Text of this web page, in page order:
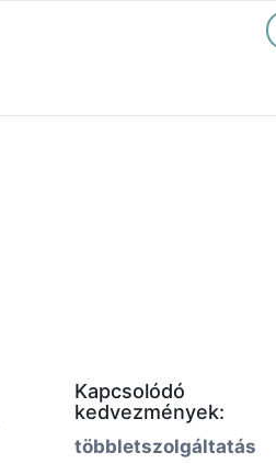
Kapcsolódó
kedvezmények:
többletszolgáltatás